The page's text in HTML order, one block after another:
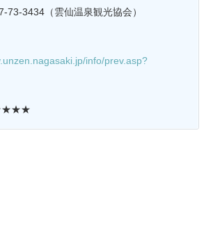
73-3434（雲仙温泉観光協会）
info/prev.asp?
★★★★